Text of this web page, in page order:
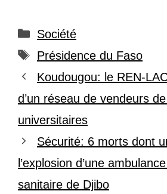
Catégories
Société
Étiquettes
Présidence du Faso
Koudougou: le REN-
d’un réseau de vendeurs
universitaires
Sécurité: 6 morts dont
l’explosion d’une
sanitaire de Djibo